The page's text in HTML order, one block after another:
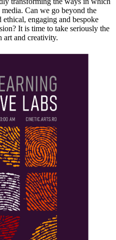
Can we go beyond the
engaging and bespoke
It is time to take seriously the
art and creativity.